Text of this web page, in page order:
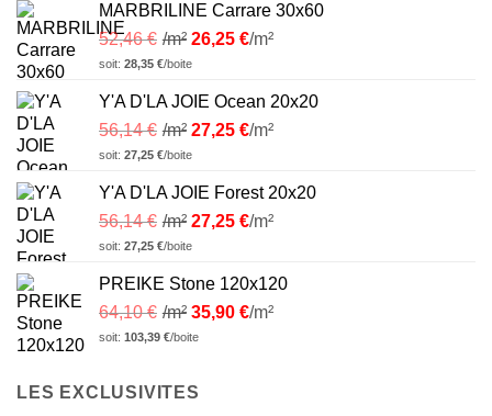
MARBRILINE Carrare 30x60
52,46€ /m² 26,25 €/m²
soit: 28,35 €/boite
Y'A D'LA JOIE Ocean 20x20
56,14€ /m² 27,25 €/m²
soit: 27,25 €/boite
Y'A D'LA JOIE Forest 20x20
56,14€ /m² 27,25 €/m²
soit: 27,25 €/boite
PREIKE Stone 120x120
64,10€ /m² 35,90 €/m²
soit: 103,39 €/boite
LES EXCLUSIVITES